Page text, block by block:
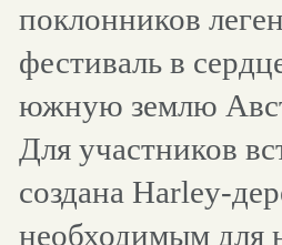
поклонников
фестиваль в
южную землю
Для участников
создана Harley-
необходимым для